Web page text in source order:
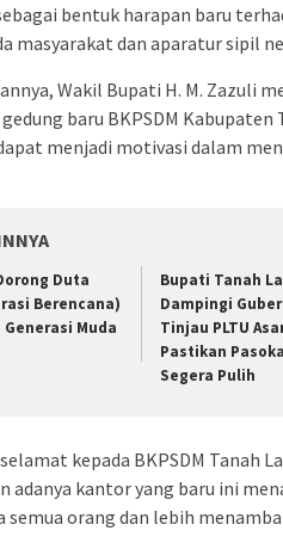
bentuk harapan baru
masyarakat dan aparatur sipil
Wakil Bupati H. M. Zazuli
baru BKPSDM
menjadi motivasi dalam
Duta
Berencana)
Muda
Bupati Tanah
Dampingi
Tinjau PLTU
Pastikan
Segera Pulih
selamat kepada BKPSDM Tanah
adanya kantor yang baru ini
semua orang dan lebih